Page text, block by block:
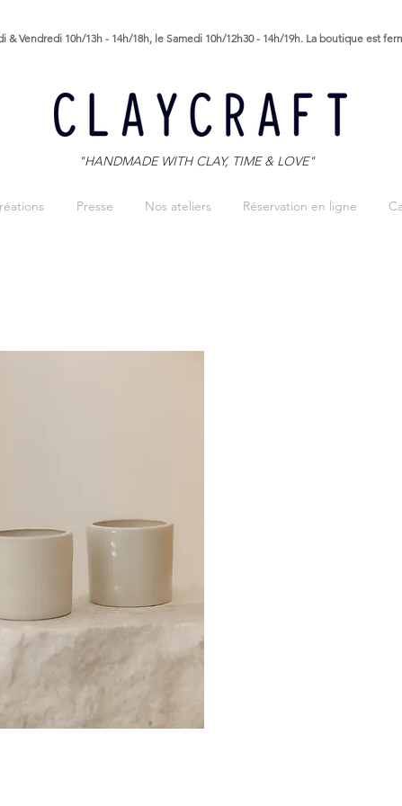
Vendredi 10h/13h - 14h/18h, le Samedi 10h/12h30 - 14h/19h. La boutique est
"HANDMADE WITH CLAY, TIME & LOVE"
Presse Nos ateliers Réservation en ligne